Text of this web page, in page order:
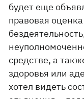
будет еще
правовая
средстве, а
здоровья или
хотел видеть